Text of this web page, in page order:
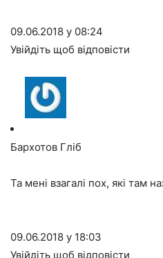
09.06.2018 у 08:24
Увійдіть щоб відповісти
Бархотов Гліб
Та мені взагалі пох, які там
09.06.2018 у 18:03
Увійдіть щоб відповісти